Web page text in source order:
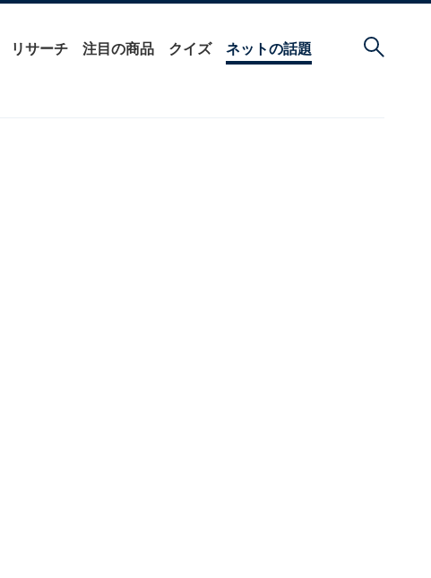
リサーチ 注目の商品 クイズ ネットの話題